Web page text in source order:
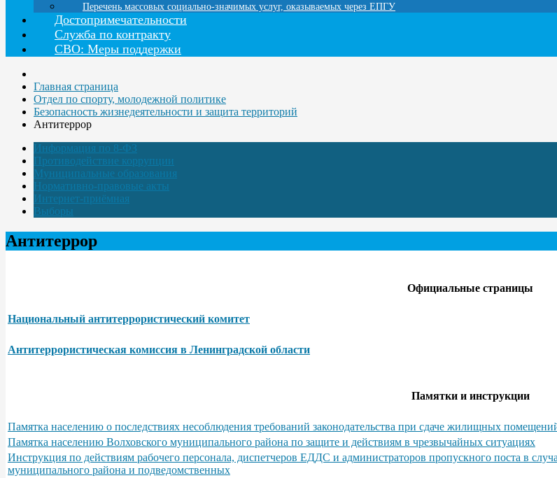
Перечень массовых социально-значимых услуг, оказываемых через ЕПГУ
Достопримечательности
Служба по контракту
СВО: Меры поддержки
Главная страница
Отдел по спорту, молодежной политике
Безопасность жизнедеятельности и защита территорий
Антитеррор
Информация по 8-ФЗ
Противодействие коррупции
Муниципальные образования
Нормативно-правовые акты
Интернет-приёмная
Выборы
Антитеррор
Официальные страницы
Национальный антитеррористический комитет
Антитеррористическая комиссия в Ленинградской области
Памятки и инструкции
Памятка населению о последствиях несоблюдения требований законодательства при сдаче жилищных
Памятка населению Волховского муниципального района по защите и действиям в чрезвычайных ситуациях
Инструкция по действиям рабочего персонала, диспетчеров ЕДДС и администраторов пропускного поста в
муниципального района и подведомственных